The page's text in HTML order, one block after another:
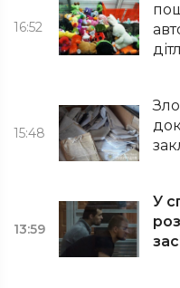
16:52
15:48
13:59
У